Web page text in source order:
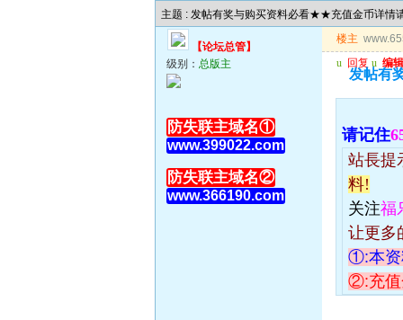
主题 : 发帖有奖与购买资料必看★★充值金币详情
【论坛总管】
级别： 总版主
防失联主域名①
www.399022.com
防失联主域名②
www.366190.com
楼主
u 回复 u 编辑
发帖有
请记住
站長提
料!
关注福
让更多
①:本资
②:充值